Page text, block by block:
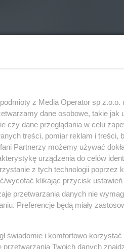
z Media Operator sp
dane osobowe, takie jak
czy dane przeglądania w celu
treści, pomiar reklam i treści,
Partnerzy możemy używać
urządzenia do celów
z tych technologii poprzez
wycofać klikając przycisk
przetwarzania danych nie
Preferencje będą miały
świadomie i komfortowo
Twoich danych